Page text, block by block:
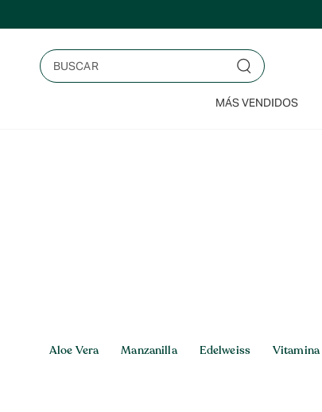
Buscar
MÁS VENDIDOS
Aloe Vera Manzanilla Edelweiss Vitamina